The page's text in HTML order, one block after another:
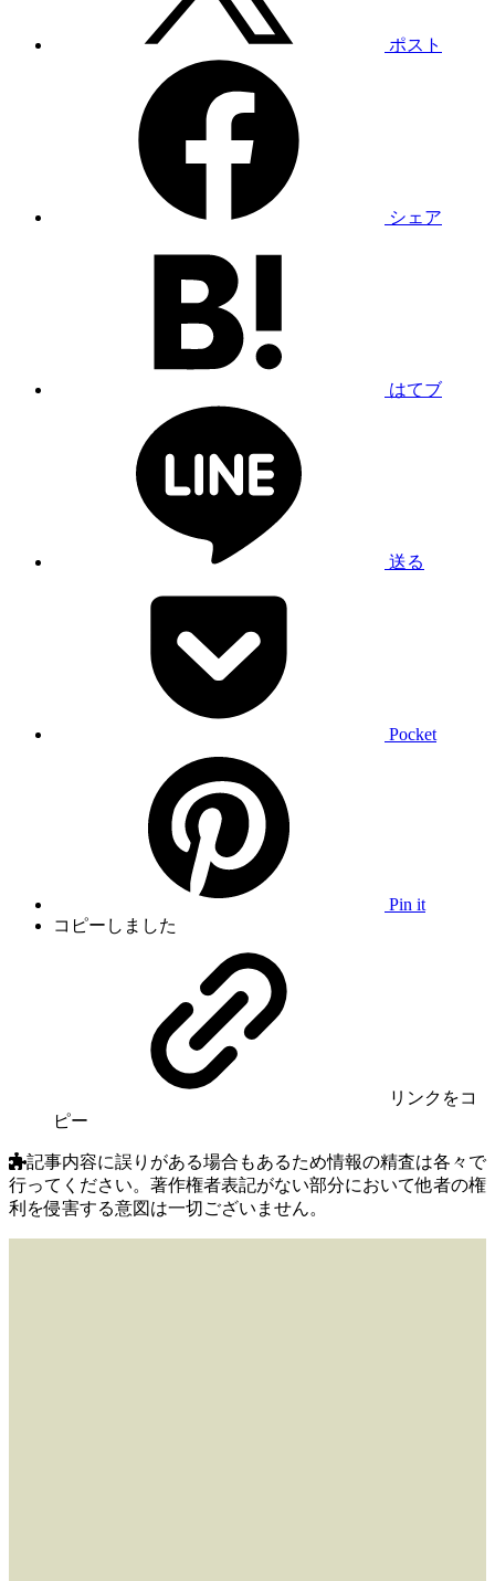
ポスト
シェア
はてブ
送る
Pocket
Pin it
コピーしました
リンク をコ
ピー
記事内容に誤りがある場合もあるため情報の精査は各々で
行ってください。著作権者表記がない部分において他者の権
利を侵害する意図は一切ございません。